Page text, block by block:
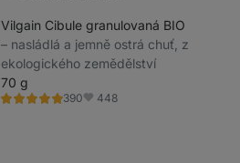
Vilgain Cibule granulovaná BIO
⁠–⁠ nasládlá a jemně ostrá chuť, z
ekologického zemědělství
70 g
390
Hodnocení
Oblíbené
448